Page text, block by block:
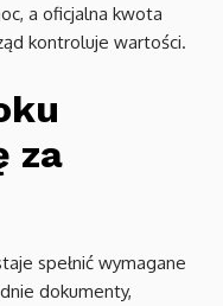
a oficjalna kwota
kontroluje wartości.
za
spełnić wymagane
dokumenty,